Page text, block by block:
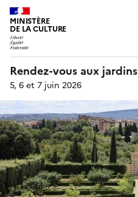
MINISTÈRE
DE LA CULTURE
Rendez-vous aux jardins
5, 6 et 7 juin 2026